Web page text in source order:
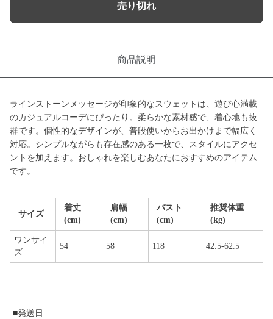
売り切れ
商品説明
ラインストーンメッセージが印象的なスウェットは、遊び心満載
のカジュアルコーデにぴったり。柔らかな素材感で、着心地も抜
群です。個性的なデザインが、普段使いからお出かけまで幅広く
対応。シンプルながらも存在感のある一枚で、スタイルにアクセ
ントを加えます。おしゃれを楽しむあなたにおすすめのアイテム
です。
サイズ
着丈
(cm)
肩幅
(cm)
バスト
(cm)
推奨体重
(kg)
ワンサイ
ズ
54 58 118 42.5-62.5
■発送日